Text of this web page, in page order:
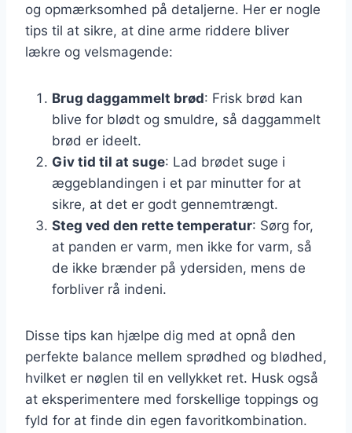
og opmærksomhed på detaljerne. Her er nogle
tips til at sikre, at dine arme riddere bliver
lækre og velsmagende:
Brug daggammelt brød: Frisk brød kan
blive for blødt og smuldre, så daggammelt
brød er ideelt.
Giv tid til at suge: Lad brødet suge i
æggeblandingen i et par minutter for at
sikre, at det er godt gennemtrængt.
Steg ved den rette temperatur: Sørg for,
at panden er varm, men ikke for varm, så
de ikke brænder på ydersiden, mens de
forbliver rå indeni.
Disse tips kan hjælpe dig med at opnå den
perfekte balance mellem sprødhed og blødhed,
hvilket er nøglen til en vellykket ret. Husk også
at eksperimentere med forskellige toppings og
fyld for at finde din egen favoritkombination.